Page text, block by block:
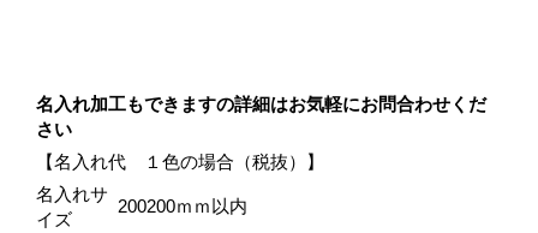
名入れ加工もできますの詳細はお気軽にお問合わせくだ
さい
【名入れ代 １色の場合（税抜）】
名入れサ
イズ
200200ｍｍ以内